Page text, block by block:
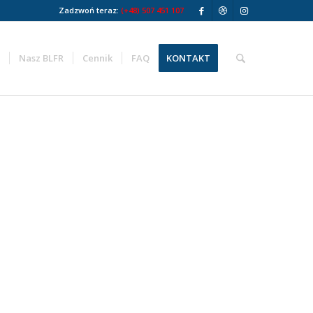
Zadzwoń teraz:(+48) 507 451 107
Nasz BLFR Cennik FAQ KONTAKT